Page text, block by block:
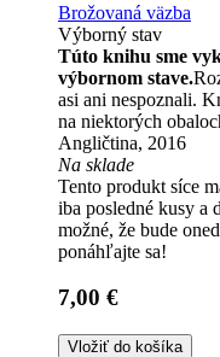
Brožovaná väzba
Výborný stav
Túto knihu sme
výbornom stave.
asi ani nespoznali.
na niektorých
Angličtina, 2016
Na sklade
Tento produkt síce
iba posledné kusy a
možné, že bude
ponáhľajte sa!
7,00 €
Vložiť do košíka